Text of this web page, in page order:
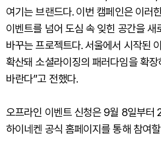
여기는 브랜드다. 이번 캠페인은 이러
이벤트를 넘어 도심 속 잊힌 공간을 새
바꾸는 프로젝트다. 서울에서 시작된
확산돼 소셜라이징의 패러다임을 확
바란다”고 전했다.
오프라인 이벤트 신청은 9월 8일부터
하이네켄 공식 홈페이지를 통해 참여